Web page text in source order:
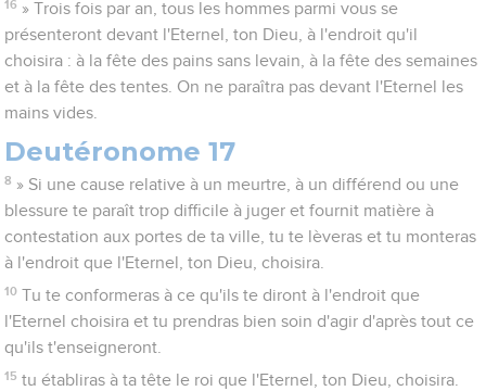
16 » Trois fois par an, tous les hommes parmi vous se
présenteront devant l'Eternel, ton Dieu, à l'endroit qu'il
choisira : à la fête des pains sans levain, à la fête des semaines
et à la fête des tentes. On ne paraîtra pas devant l'Eternel les
mains vides.
Deutéronome 17
8 » Si une cause relative à un meurtre, à un différend ou une
blessure te paraît trop difficile à juger et fournit matière à
contestation aux portes de ta ville, tu te lèveras et tu monteras
à l'endroit que l'Eternel, ton Dieu, choisira.
10 Tu te conformeras à ce qu'ils te diront à l'endroit que
l'Eternel choisira et tu prendras bien soin d'agir d'après tout ce
qu'ils t'enseigneront.
15 tu établiras à ta tête le roi que l'Eternel, ton Dieu, choisira.